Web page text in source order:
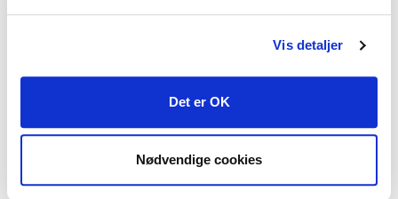
Vis detaljer
Det er OK
Nødvendige cookies
Infomøder om privat og kommunal tandpleje og
tandpleje og om ATO som forening. Samtidig klæder vi
dig på til perioden, hvor du skal ud i både privat og
offentlig tandpleje for at opnå din tilladelse til